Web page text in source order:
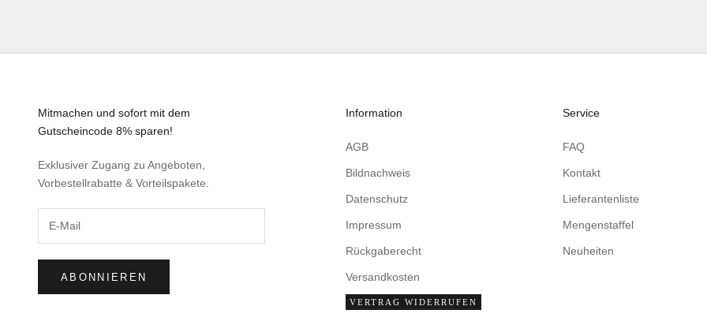
Mitmachen und sofort mit dem
Gutscheincode 8% sparen!
Exklusiver Zugang zu Angeboten,
Vorbestellrabatte & Vorteilspakete.
ABONNIEREN
Information
AGB
Bildnachweis
Datenschutz
Impressum
Rückgaberecht
Versandkosten
VERTRAG WIDERRUFEN
Service
FAQ
Kontakt
Lieferantenliste
Mengenstaffel
Neuheiten